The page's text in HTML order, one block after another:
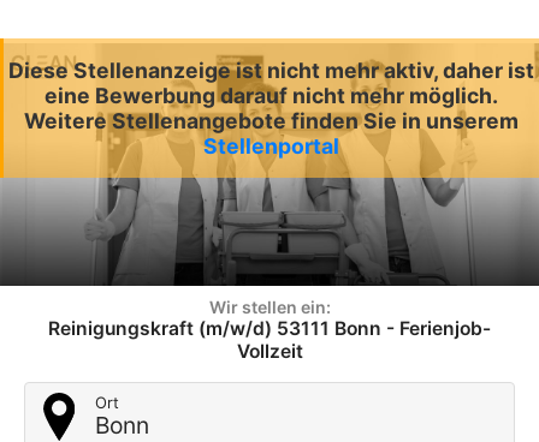
Diese Stellenanzeige ist nicht mehr aktiv, daher ist
eine Bewerbung darauf nicht mehr möglich.
Weitere Stellenangebote finden Sie in unserem
Stellenportal
Wir stellen ein:
Reinigungskraft (m/w/d) 53111 Bonn - Ferienjob-
Vollzeit
Ort
Bonn